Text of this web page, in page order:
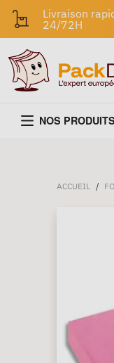
Livraison
24/72H
NOS PRODUITS
ACCUEIL /